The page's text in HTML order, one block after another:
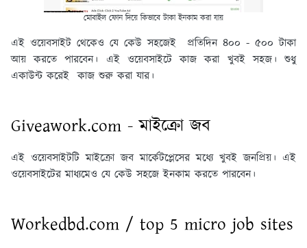
মোবাইল ফোন দিয়ে কিভাবে টাকা ইনকাম করা যায়
এই ওয়েবসাইট থেকেও যে কেউ সহজেই প্রতিদিন ৪০০ - ৫০০ টাকা
আয় করতে পারবেন। এই ওয়েবসাইটে কাজ করা খুবই সহজ। শুধু
একাউন্ট করেই কাজ শুরু করা যার।
Giveawork.com - মাইক্রো জব
এই ওয়েবসাইটটি মাইক্রো জব মার্কেটপ্লেসের মধ্যে খুবই জনপ্রিয়। এই
ওয়েবসাইটের মাধ্যমেও যে কেউ সহজে ইনকাম করতে পারবেন।
Workedbd.com / top 5 micro job sites